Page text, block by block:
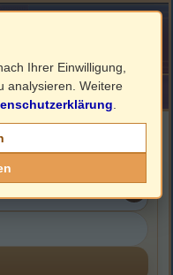
Ihrer Einwilligung,
analysieren. Weitere